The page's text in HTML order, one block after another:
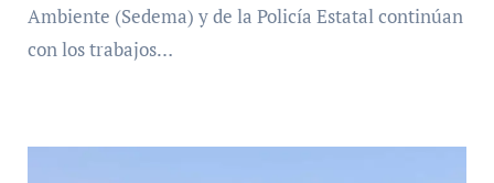
Ambiente (Sedema) y de la Policía Estatal continúan
con los trabajos…